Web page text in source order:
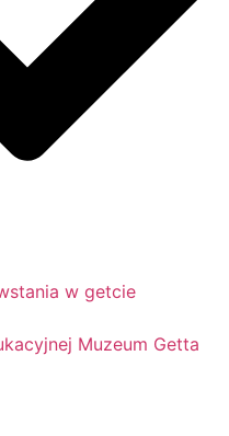
w getcie
Muzeum Getta